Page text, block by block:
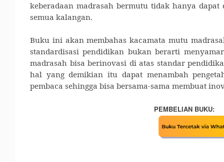
keberadaan madrasah bermutu tidak hanya
semua kalangan.
Buku ini akan membahaskacamata mutu
standardisasi pendidikan bukan berarti
madrasah bisa berinovasi di atas standar
hal yang demikian itu dapat menambah
pembaca sehingga bisa bersama-sama membuat
PEMBELIAN BUKU: